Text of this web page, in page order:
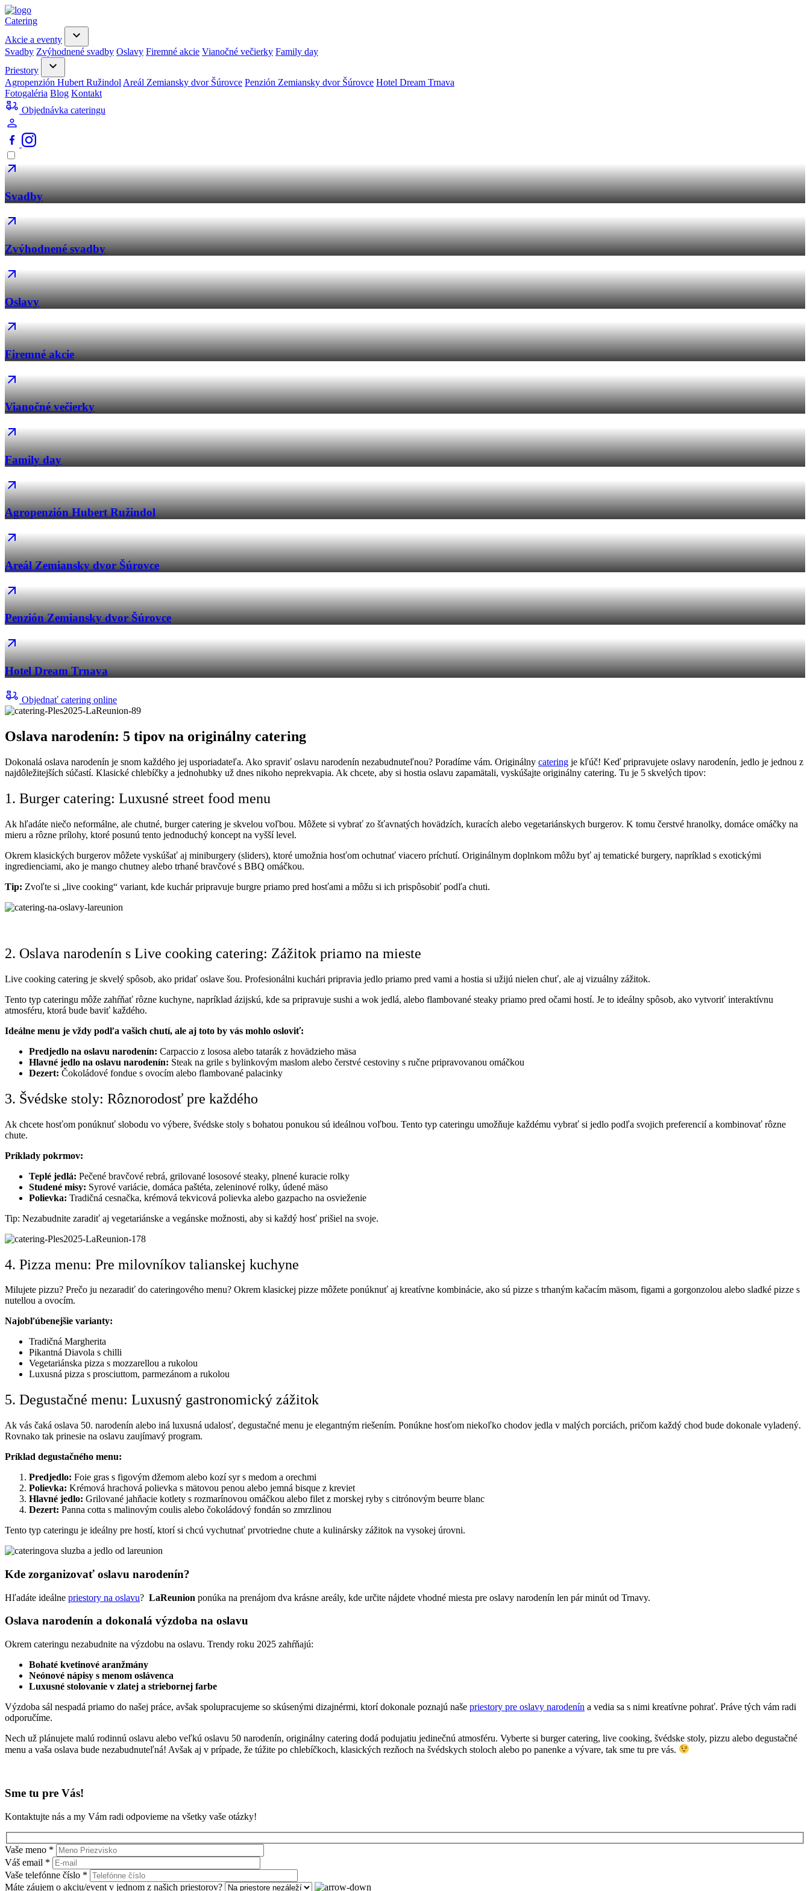
Catering
Akcie a eventy
Svadby Zvýhodnené svadby Oslavy Firemné akcie Vianočné večierky Family day
Priestory
Agropenzión Hubert Ružindol Areál Zemiansky dvor Šúrovce Penzión Zemiansky dvor Šúrovce Hotel Dream Trnava
Fotogaléria Blog Kontakt
Objednávka cateringu
Svadby
Zvýhodnené svadby
Oslavy
Firemné akcie
Vianočné večierky
Family day
Agropenzión Hubert Ružindol
Areál Zemiansky dvor Šúrovce
Penzión Zemiansky dvor Šúrovce
Hotel Dream Trnava
Objednať catering online
Oslava narodenín: 5 tipov na originálny catering
Dokonalá oslava narodenín je snom každého jej usporiadateľa. Ako spraviť oslavu narodenín nezabudnuteľnou? Poradíme vám. Originálny catering je kľúč! Keď pripravujete oslavy narodenín, jedlo je jednou z
najdôležitejších súčastí. Klasické chlebíčky a jednohubky už dnes nikoho neprekvapia. Ak chcete, aby si hostia oslavu zapamätali, vyskúšajte originálny catering. Tu je 5 skvelých tipov:
1. Burger catering: Luxusné street food menu
Ak hľadáte niečo neformálne, ale chutné, burger catering je skvelou voľbou. Môžete si vybrať zo šťavnatých hovädzích, kuracích alebo vegetariánskych burgerov. K tomu čerstvé hranolky, domáce omáčky na
mieru a rôzne prílohy, ktoré posunú tento jednoduchý koncept na vyšší level.
Okrem klasických burgerov môžete vyskúšať aj miniburgery (sliders), ktoré umožnia hosťom ochutnať viacero príchutí. Originálnym doplnkom môžu byť aj tematické burgery, napríklad s exotickými
ingredienciami, ako je mango chutney alebo trhané bravčové s BBQ omáčkou.
Tip: Zvoľte si „live cooking“ variant, kde kuchár pripravuje burgre priamo pred hosťami a môžu si ich prispôsobiť podľa chuti.
2. Oslava narodenín s Live cooking catering: Zážitok priamo na mieste
Live cooking catering je skvelý spôsob, ako pridať oslave šou. Profesionálni kuchári pripravia jedlo priamo pred vami a hostia si užijú nielen chuť, ale aj vizuálny zážitok.
Tento typ cateringu môže zahŕňať rôzne kuchyne, napríklad ázijskú, kde sa pripravuje sushi a wok jedlá, alebo flambované steaky priamo pred očami hostí. Je to ideálny spôsob, ako vytvoriť interaktívnu
atmosféru, ktorá bude baviť každého.
Ideálne menu je vždy podľa vašich chutí, ale aj toto by vás mohlo osloviť:
Predjedlo na oslavu narodenín: Carpaccio z lososa alebo tatarák z hovädzieho mäsa
Hlavné jedlo na oslavu narodenín: Steak na grile s bylinkovým maslom alebo čerstvé cestoviny s ručne pripravovanou omáčkou
Dezert: Čokoládové fondue s ovocím alebo flambované palacinky
3. Švédske stoly: Rôznorodosť pre každého
Ak chcete hosťom ponúknuť slobodu vo výbere, švédske stoly s bohatou ponukou sú ideálnou voľbou. Tento typ cateringu umožňuje každému vybrať si jedlo podľa svojich preferencií a kombinovať rôzne
chute.
Príklady pokrmov:
Teplé jedlá: Pečené bravčové rebrá, grilované lososové steaky, plnené kuracie rolky
Studené misy: Syrové variácie, domáca paštéta, zeleninové rolky, údené mäso
Polievka: Tradičná cesnačka, krémová tekvicová polievka alebo gazpacho na osvieženie
Tip: Nezabudnite zaradiť aj vegetariánske a vegánske možnosti, aby si každý hosť prišiel na svoje.
4. Pizza menu: Pre milovníkov talianskej kuchyne
Milujete pizzu? Prečo ju nezaradiť do cateringového menu? Okrem klasickej pizze môžete ponúknuť aj kreatívne kombinácie, ako sú pizze s trhaným kačacím mäsom, figami a gorgonzolou alebo sladké pizze s
nutellou a ovocím.
Najobľúbenejšie varianty:
Tradičná Margherita
Pikantná Diavola s chilli
Vegetariánska pizza s mozzarellou a rukolou
Luxusná pizza s prosciuttom, parmezánom a rukolou
5. Degustačné menu: Luxusný gastronomický zážitok
Ak vás čaká oslava 50. narodenín alebo iná luxusná udalosť, degustačné menu je elegantným riešením. Ponúkne hosťom niekoľko chodov jedla v malých porciách, pričom každý chod bude dokonale vyladený.
Rovnako tak prinesie na oslavu zaujímavý program.
Príklad degustačného menu:
Predjedlo: Foie gras s figovým džemom alebo kozí syr s medom a orechmi
Polievka: Krémová hrachová polievka s mätovou penou alebo jemná bisque z kreviet
Hlavné jedlo: Grilované jahňacie kotlety s rozmarínovou omáčkou alebo filet z morskej ryby s citrónovým beurre blanc
Dezert: Panna cotta s malinovým coulis alebo čokoládový fondán so zmrzlinou
Tento typ cateringu je ideálny pre hostí, ktorí si chcú vychutnať prvotriedne chute a kulinársky zážitok na vysokej úrovni.
Kde zorganizovať oslavu narodenín?
Hľadáte ideálne priestory na oslavu? LaReunion ponúka na prenájom dva krásne areály, kde určite nájdete vhodné miesta pre oslavy narodenín len pár minút od Trnavy.
Oslava narodenín a dokonalá výzdoba na oslavu
Okrem cateringu nezabudnite na výzdobu na oslavu. Trendy roku 2025 zahŕňajú:
Bohaté kvetinové aranžmány
Neónové nápisy s menom oslávenca
Luxusné stolovanie v zlatej a striebornej farbe
Výzdoba sál nespadá priamo do našej práce, avšak spolupracujeme so skúsenými dizajnérmi, ktorí dokonale poznajú naše priestory pre oslavy narodenín a vedia sa s nimi kreatívne pohrať. Práve tých vám radi
odporučíme.
Nech už plánujete malú rodinnú oslavu alebo veľkú oslavu 50 narodenín, originálny catering dodá podujatiu jedinečnú atmosféru. Vyberte si burger catering, live cooking, švédske stoly, pizzu alebo degustačné
menu a vaša oslava bude nezabudnuteľná! Avšak aj v prípade, že túžite po chlebíčkoch, klasických rezňoch na švédskych stoloch alebo po panenke a vývare, tak sme tu pre vás.
Sme tu pre Vás!
Kontaktujte nás a my Vám radi odpovieme na všetky vaše otázky!
Vaše meno *
Váš email *
Vaše telefónne číslo *
Máte záujem o akciu/event v jednom z našich priestorov?